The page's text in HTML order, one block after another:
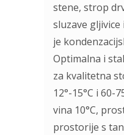
stene, strop
sluzave
je
Optimalna i
za kvalitetna
12°-15°C i
vina 10°C,
prostorije s